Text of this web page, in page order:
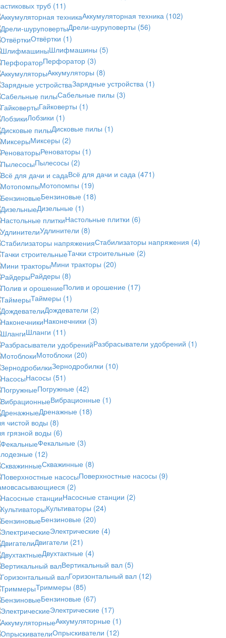
труб (11)
Аккумуляторная техника (102)
Дрели-шуруповерты (56)
Отвёртки (1)
Шлифмашины (5)
Перфоратор (3)
Аккумуляторы (8)
Зарядные устройства (1)
Сабельные пилы (3)
Гайковерты (1)
Лобзики (1)
Дисковые пилы (1)
Миксеры (2)
Реноваторы (1)
Пылесосы (2)
Всё для дачи и сада (471)
Мотопомпы (19)
Бензиновые (18)
Дизельные (1)
Настольные плитки (6)
Удлинители (8)
Стабилизаторы напряжения (4)
Тачки строительные (2)
Мини тракторы (20)
Райдеры (8)
Полив и орошение (17)
Таймеры (1)
Дождеватели (2)
Наконечники (3)
Шланги (11)
Разбрасыватели удобрений (1)
Мотоблоки (20)
Зернодробилки (10)
Насосы (51)
Погружные (42)
Вибрационные (1)
Дренажные (18)
чистой воды (8)
грязной воды (6)
Фекальные (3)
(12)
Скважинные (8)
Поверхностные насосы (9)
(2)
Насосные станции (2)
Культиваторы (24)
Бензиновые (20)
Электрические (4)
Двигатели (21)
Двухтактные (4)
Вертикальный вал (5)
Горизонтальный вал (12)
Триммеры (85)
Бензиновые (67)
Электрические (17)
Аккумуляторные (1)
Опрыскиватели (12)